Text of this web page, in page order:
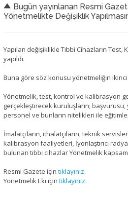
Bugün yayınlanan Resmi
Yönetmelikte Değişiklik
Yapılan değişiklikle Tıbbi Cihazların
yapıldı.
Buna göre söz konusu yönetmeliğin
Yönetmelik, test, kontrol ve kalibrasyon
gerçekleştirecek kuruluşların;
personel ve bunların nitelikleri ile
İmalatçıların, ithalatçıların, teknik
kalibrasyon faaliyetleri, İyonlaştırıcı
bulunan tıbbi cihazlar Yönetmelik
Resmi Gazete için tıklayınız.
Yönetmelik Eki için tıklayınız.